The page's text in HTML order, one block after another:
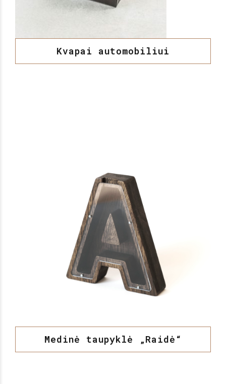
Kvapai automobiliui
Medinė taupyklė „Raidė“